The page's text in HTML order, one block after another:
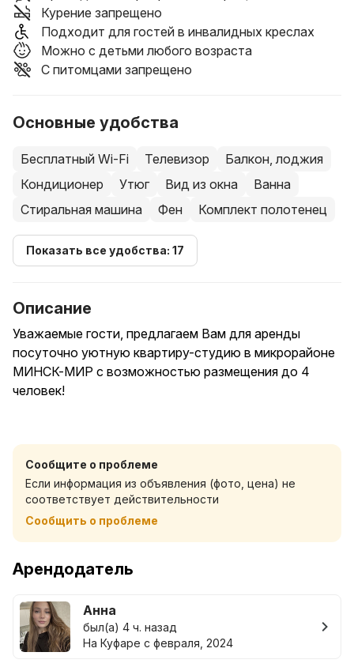
Курение запрещено
Подходит для гостей в инвалидных креслах
Можно с детьми любого возраста
С питомцами запрещено
Основные удобства
Бесплатный Wi-Fi Телевизор
Балкон, лоджия
Кондиционер
Утюг Вид из окна
Ванна
Стиральная машина
Фен Комплект полотенец
Показать все удобства: 17
Описание
Уважаемые гости, предлагаем Вам для аренды
посуточно уютную квартиру-студию в микрорайоне
МИНСК-МИР с возможностью размещения до 4
человек!
пешей доступности)
Удобная локация: рядом самый большой в Беларуси
ТРЦ Aviamall, ТЦ Outleto. 10 минут до проспекта
Независимости и проспекта Дзержинского. 10-15
минут до ЖД и Автовокзала.
Свежий ремонт в новом доме. Все сделано красиво
и с любовью. Отдельная гардеробная комната.
Новая комфортная мебель:
- двухместная кровать (закрывается шторами)
- диван со спальным местом
Сообщите о проблеме
Если информация из объявления (фото, цена) не
соответствует действительности
Сообщить о проблеме
Арендодатель
Анна
был(а) 4 ч. назад
На Куфаре с февраля, 2024